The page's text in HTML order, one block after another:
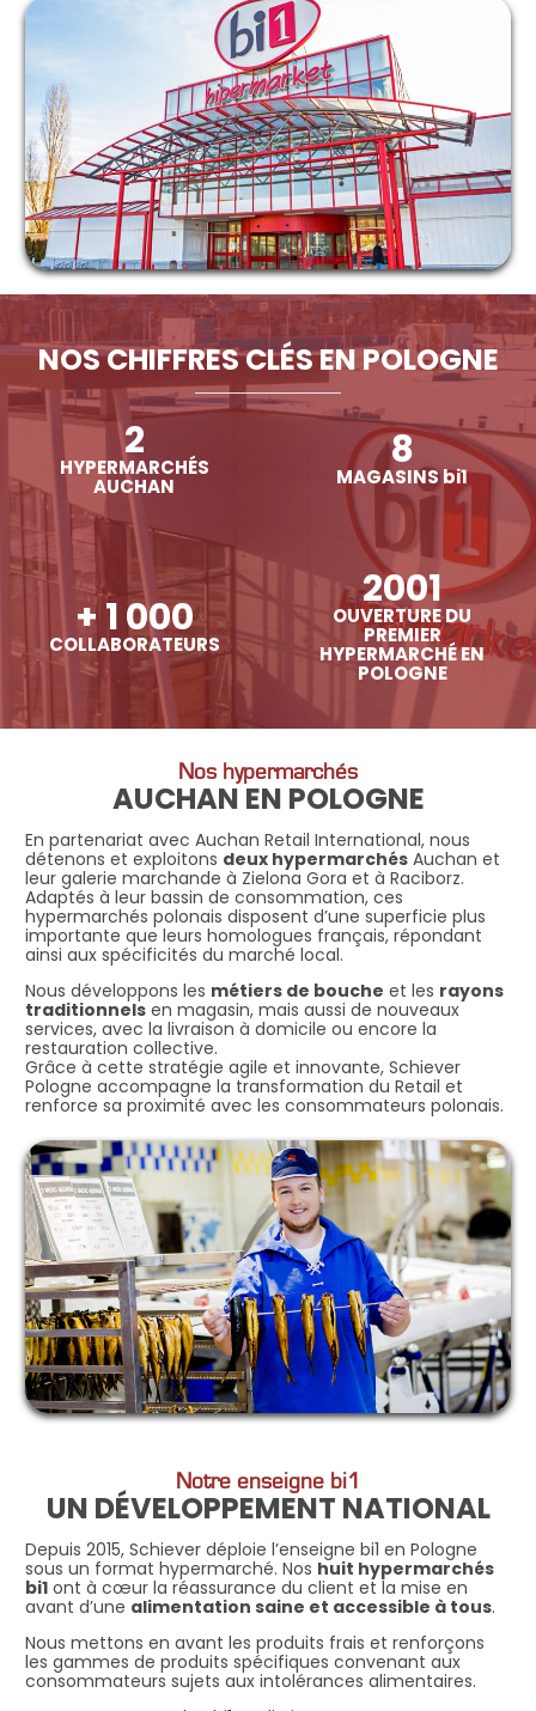
NOS CHIFFRES CLÉS EN POLOGNE
2
HYPERMARCHÉS
AUCHAN
8
MAGASINS bi1
+ 1 000
COLLABORATEURS
2001
OUVERTURE DU
PREMIER
HYPERMARCHÉ EN
POLOGNE
Nos hypermarchés
AUCHAN EN POLOGNE
En partenariat avec Auchan Retail International, nous
détenons et exploitons deux hypermarchés Auchan et
leur galerie marchande à Zielona Gora et à Raciborz.
Adaptés à leur bassin de consommation, ces
hypermarchés polonais disposent d’une superficie plus
importante que leurs homologues français, répondant
ainsi aux spécificités du marché local.
Nous développons les métiers de bouche et les rayons
traditionnels en magasin, mais aussi de nouveaux
services, avec la livraison à domicile ou encore la
restauration collective.
Grâce à cette stratégie agile et innovante, Schiever
Pologne accompagne la transformation du Retail et
renforce sa proximité avec les consommateurs polonais.
Notre enseigne bi1
UN DÉVELOPPEMENT NATIONAL
Depuis 2015, Schiever déploie l’enseigne bi1 en Pologne
sous un format hypermarché. Nos huit hypermarchés
bi1 ont à cœur la réassurance du client et la mise en
avant d’une alimentation saine et accessible à tous.
Nous mettons en avant les produits frais et renforçons
les gammes de produits spécifiques convenant aux
consommateurs sujets aux intolérances alimentaires.